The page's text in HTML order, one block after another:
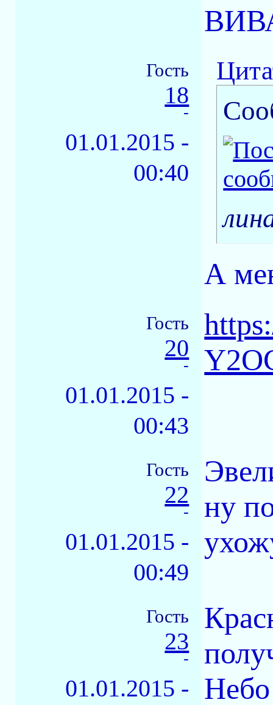
Гость
18
-
01.01.2015 -
00:40
А
Гость
20
-
01.01.2015 -
00:43
Гость
22
-
01.01.2015 -
00:49
ну
Гость
23
-
01.01.2015 -